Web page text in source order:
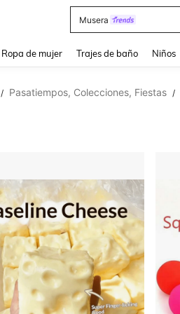
Musera
Ropa de mujer Trajes de baño Niños
/ Pasatiempos, Colecciones, Fiestas /